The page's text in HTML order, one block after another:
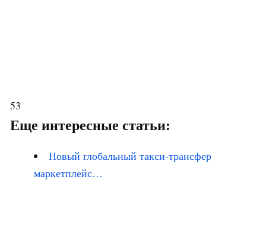
53
Еще интересные статьи:
Новый глобальный такси-трансфер
маркетплейс…